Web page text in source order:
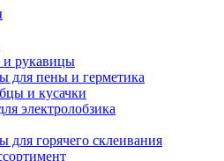
и рукавицы
для пены и герметика
и кусачки
электролобзика
для горячего склеивания